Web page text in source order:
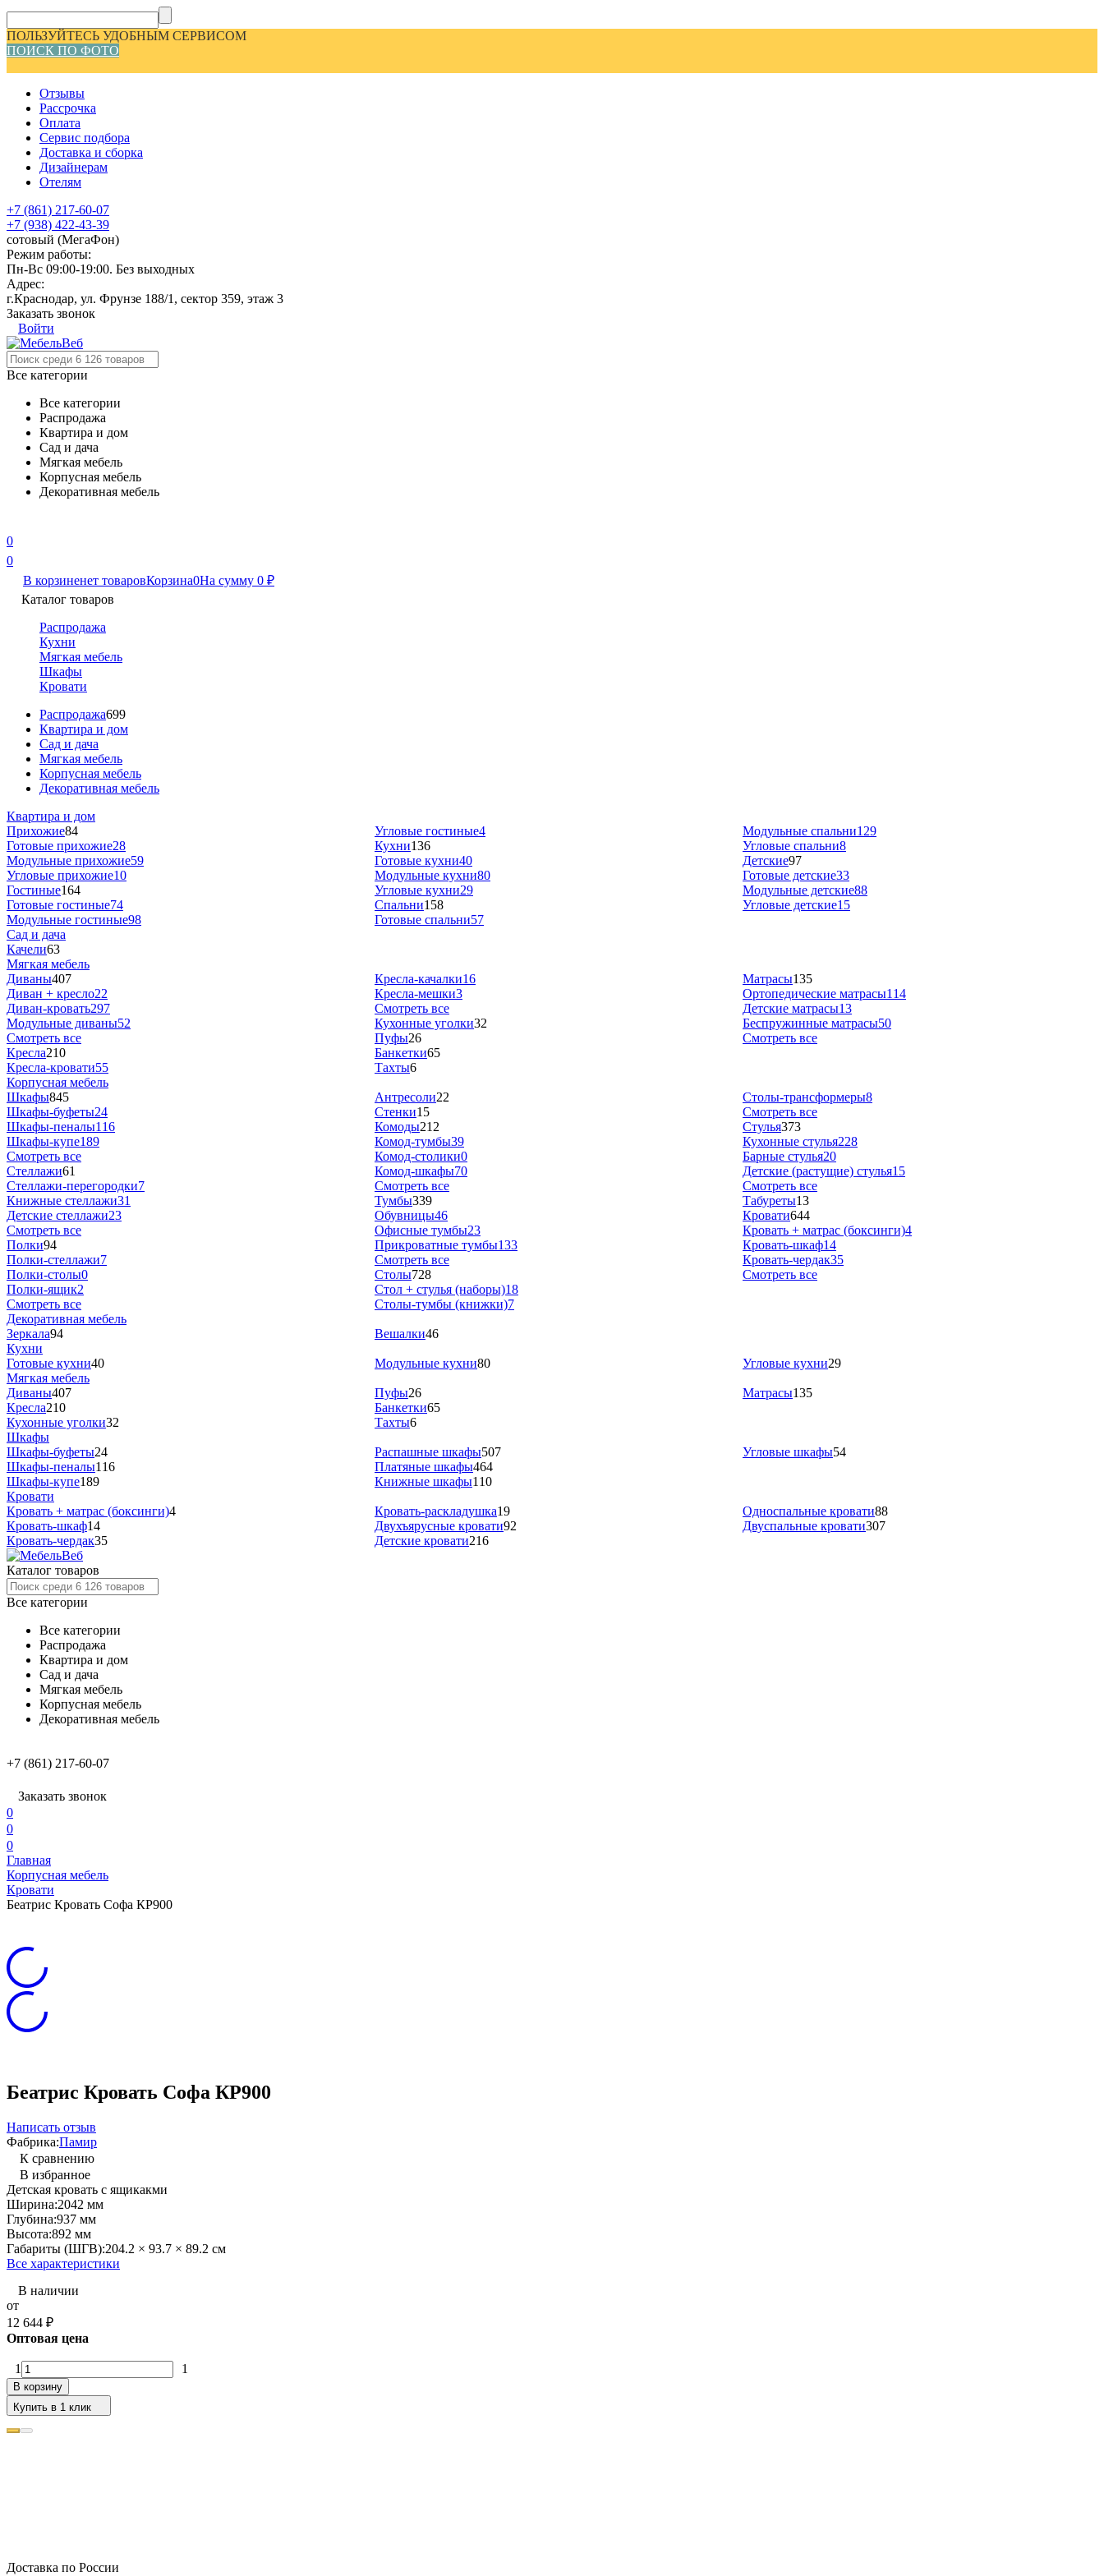
ПОЛЬЗУЙТЕСЬ УДОБНЫМ СЕРВИСОМ
ПОИСК ПО ФОТО
Отзывы
Рассрочка
Оплата
Сервис подбора
Доставка и сборка
Дизайнерам
Отелям
+7 (861) 217-60-07
+7 (938) 422-43-39
сотовый (МегаФон)
Режим работы:
Пн-Вс 09:00-19:00. Без выходных
Адрес:
г.Краснодар, ул. Фрунзе 188/1, сектор 359, этаж 3
Заказать звонок
Войти
Все категории
Все категории
Распродажа
Квартира и дом
Сад и дача
Мягкая мебель
Корпусная мебель
Декоративная мебель
0
0
В корзиненет товаровКорзина0На сумму 0 ₽
Каталог товаров
Распродажа
Кухни
Мягкая мебель
Шкафы
Кровати
Распродажа699
Квартира и дом
Сад и дача
Мягкая мебель
Корпусная мебель
Декоративная мебель
Квартира и дом
Прихожие84
Готовые прихожие28
Модульные прихожие59
Угловые прихожие10
Гостиные164
Готовые гостиные74
Модульные гостиные98
Угловые гостиные4
Кухни136
Готовые кухни40
Модульные кухни80
Угловые кухни29
Спальни158
Готовые спальни57
Модульные спальни129
Угловые спальни8
Детские97
Готовые детские33
Модульные детские88
Угловые детские15
Сад и дача
Качели63
Мягкая мебель
Диваны407
Диван + кресло22
Диван-кровать297
Модульные диваны52
Смотреть все
Кресла210
Кресла-кровати55
Кресла-качалки16
Кресла-мешки3
Смотреть все
Кухонные уголки32
Пуфы26
Банкетки65
Тахты6
Матрасы135
Ортопедические матрасы114
Детские матрасы13
Беспружинные матрасы50
Смотреть все
Корпусная мебель
Шкафы845
Шкафы-буфеты24
Шкафы-пеналы116
Шкафы-купе189
Смотреть все
Стеллажи61
Стеллажи-перегородки7
Книжные стеллажи31
Детские стеллажи23
Смотреть все
Полки94
Полки-стеллажи7
Полки-столы0
Полки-ящик2
Смотреть все
Антресоли22
Стенки15
Комоды212
Комод-тумбы39
Комод-столики0
Комод-шкафы70
Смотреть все
Тумбы339
Обувницы46
Офисные тумбы23
Прикроватные тумбы133
Смотреть все
Столы728
Стол + стулья (наборы)18
Столы-тумбы (книжки)7
Столы-трансформеры8
Смотреть все
Стулья373
Кухонные стулья228
Барные стулья20
Детские (растущие) стулья15
Смотреть все
Табуреты13
Кровати644
Кровать + матрас (боксинги)4
Кровать-шкаф14
Кровать-чердак35
Смотреть все
Декоративная мебель
Зеркала94 Вешалки46
Кухни
Готовые кухни40 Модульные кухни80 Угловые кухни29
Мягкая мебель
Диваны407
Кресла210
Кухонные уголки32
Пуфы26
Банкетки65
Тахты6
Матрасы135
Шкафы
Шкафы-буфеты24
Шкафы-пеналы116
Шкафы-купе189
Распашные шкафы507
Платяные шкафы464
Книжные шкафы110
Угловые шкафы54
Кровати
Кровать + матрас (боксинги)4
Кровать-шкаф14
Кровать-чердак35
Кровать-раскладушка19
Двухъярусные кровати92
Детские кровати216
Односпальные кровати88
Двуспальные кровати307
Каталог товаров
Все категории
Все категории
Распродажа
Квартира и дом
Сад и дача
Мягкая мебель
Корпусная мебель
Декоративная мебель
+7 (861) 217-60-07
Заказать звонок
0
0
0
Главная
Корпусная мебель
Кровати
Беатрис Кровать Софа КР900
Беатрис Кровать Софа КР900
Написать отзыв
Фабрика:Памир
К сравнению
В избранное
Детская кровать с ящикакми
Ширина:2042 мм
Глубина:937 мм
Высота:892 мм
Габариты (ШГВ):204.2 × 93.7 × 89.2 см
Все характеристики
В наличии
от
12 644 ₽
Оптовая цена
1 1
В корзину
Купить в 1 клик
Доставка по России